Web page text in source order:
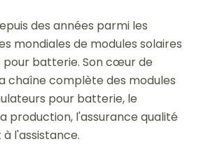
des années parmi les
mondiales de modules solaires
batterie. Son cœur de
chaîne complète des modules
pour batterie, le
production, l'assurance qualité
l'assistance.